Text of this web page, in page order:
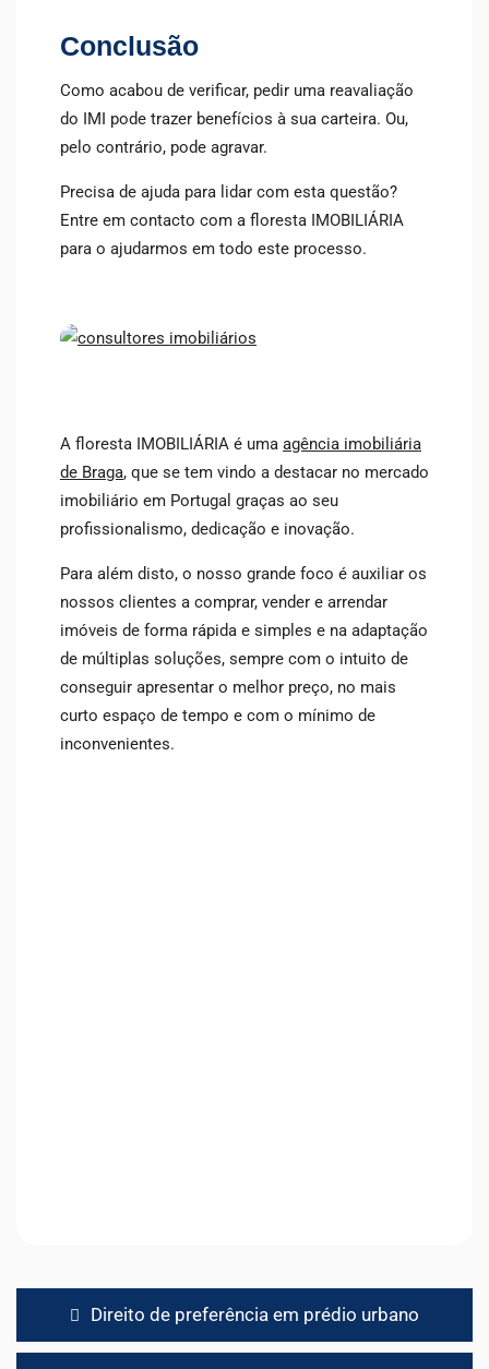
Conclusão
Como acabou de verificar, pedir uma reavaliação
do IMI pode trazer benefícios à sua carteira. Ou,
pelo contrário, pode agravar.
Precisa de ajuda para lidar com esta questão?
Entre em contacto com a floresta IMOBILIÁRIA
para o ajudarmos em todo este processo.
A floresta IMOBILIÁRIA é uma agência imobiliária
de Braga, que se tem vindo a destacar no mercado
imobiliário em Portugal graças ao seu
profissionalismo, dedicação e inovação.
Para além disto, o nosso grande foco é auxiliar os
nossos clientes a comprar, vender e arrendar
imóveis de forma rápida e simples e na adaptação
de múltiplas soluções, sempre com o intuito de
conseguir apresentar o melhor preço, no mais
curto espaço de tempo e com o mínimo de
inconvenientes.
Navegação
de
Direito de preferência em prédio urbano